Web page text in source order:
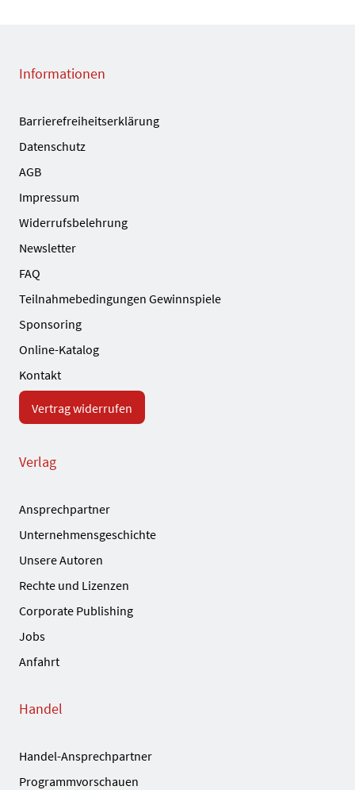
Informationen
Barrierefreiheitserklärung
Datenschutz
AGB
Impressum
Widerrufsbelehrung
Newsletter
FAQ
Teilnahmebedingungen Gewinnspiele
Sponsoring
Online-Katalog
Kontakt
Vertrag widerrufen
Verlag
Ansprechpartner
Unternehmensgeschichte
Unsere Autoren
Rechte und Lizenzen
Corporate Publishing
Jobs
Anfahrt
Handel
Handel-Ansprechpartner
Programmvorschauen